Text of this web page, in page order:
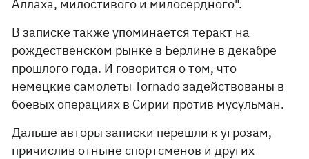
Аллаха, милостивого и милосердного".
В записке также упоминается теракт на
рождественском рынке в Берлине в декабре
прошлого года. И говорится о том, что
немецкие самолеты Tornado задействованы в
боевых операциях в Сирии против мусульман.
Дальше авторы записки перешли к угрозам,
причислив отныне спортсменов и других